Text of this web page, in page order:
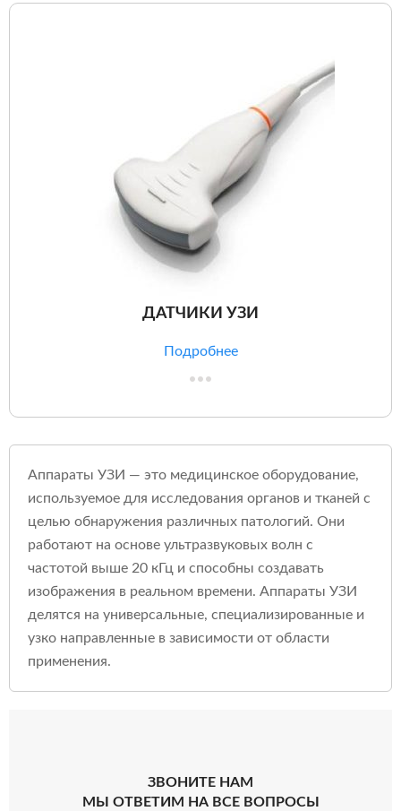
ДАТЧИКИ УЗИ
Подробнее
Аппараты УЗИ — это медицинское оборудование,
используемое для исследования органов и тканей с
целью обнаружения различных патологий. Они
работают на основе ультразвуковых волн с
частотой выше 20 кГц и способны создавать
изображения в реальном времени. Аппараты УЗИ
делятся на универсальные, специализированные и
узко направленные в зависимости от области
применения.
ЗВОНИТЕ НАМ
МЫ ОТВЕТИМ НА ВСЕ ВОПРОСЫ